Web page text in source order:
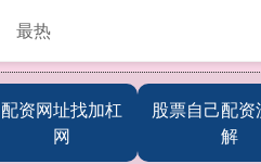
配资网址找加杠
网
股票自己配
解
最热